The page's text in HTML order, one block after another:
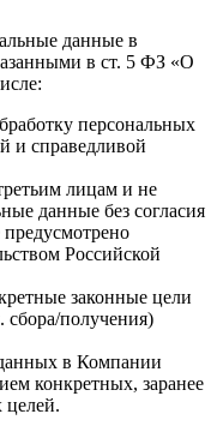
данные в
в ст. 5 ФЗ «О
персональных
и справедливой
лицам и не
данные без согласия
Российской
законные цели
сбора/получения)
в Компании
конкретных, заранее
целей.